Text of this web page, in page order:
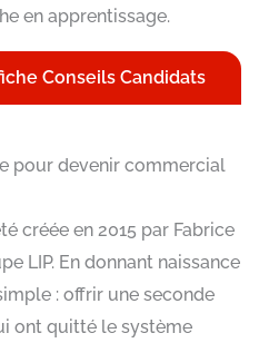
en apprentissage.
Conseils Candidats
pour devenir commercial
créée en 2015 par Fabrice
LIP. En donnant naissance
: offrir une seconde
ont quitté le système